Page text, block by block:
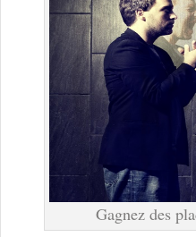
Gagnez des